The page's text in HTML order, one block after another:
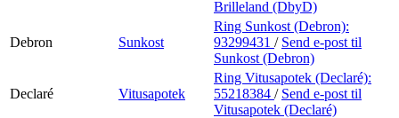
Brilleland (DbyD)
Debron Sunkost
Ring Sunkost (Debron):
93299431 / Send e-post til
Sunkost (Debron)
Declaré Vitusapotek
Ring Vitusapotek (Declaré):
55218384 / Send e-post til
Vitusapotek (Declaré)